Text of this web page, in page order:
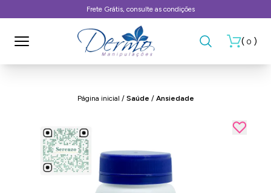
Frete Grátis, consulte as condições
( 0 )
Página inicial / Saúde / Ansiedade
- 29%